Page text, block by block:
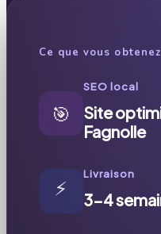
Ce que vous obtenez
🎯
SEO local
Site
Fagnolle
⚡
Livraison
3-4